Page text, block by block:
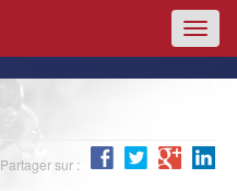
Partager sur :